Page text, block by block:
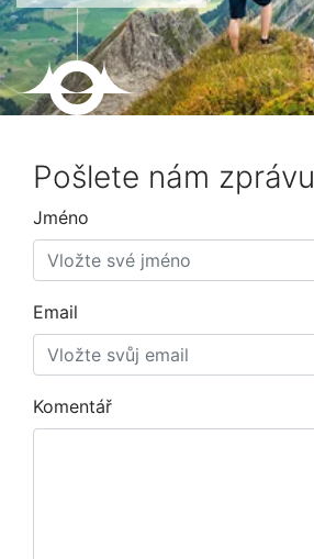
Pošlete nám zprávu
Jméno
Email
Komentář